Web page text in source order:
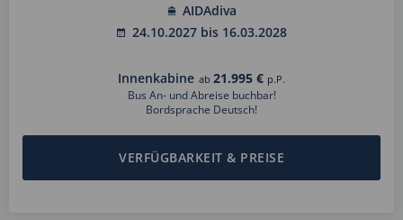
AIDAdiva
24.10.2027 bis 16.03.2028
Innenkabine ab 21.995 € p.P.
Bus An- und Abreise buchbar!
Bordsprache Deutsch!
VERFÜGBARKEIT & PREISE